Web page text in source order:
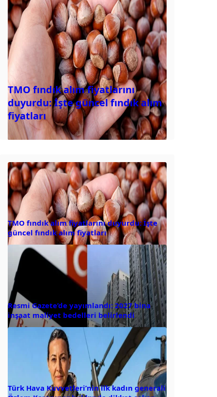
TMO fındık alım fiyatlarını
duyurdu: İşte güncel fındık alım
fiyatları
TMO fındık alım fiyatlarını duyurdu: İşte
güncel fındık alım fiyatları
Resmi Gazete’de yayımlandı: 2027 bina
inşaat maliyet bedelleri belirlendi
Türk Hava Kuvvetleri’nin ilk kadın generali